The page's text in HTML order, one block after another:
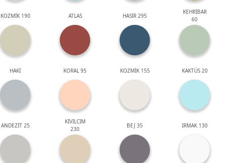
KOZMİK 190 ATLAS HASIR 295
KEHRİBAR
60
HAKİ KORAL 95 KOZMİK 155 KAKTÜS 20
ANDEZİT 25
KIVILCIM
230
BEJ 35 IRMAK 130